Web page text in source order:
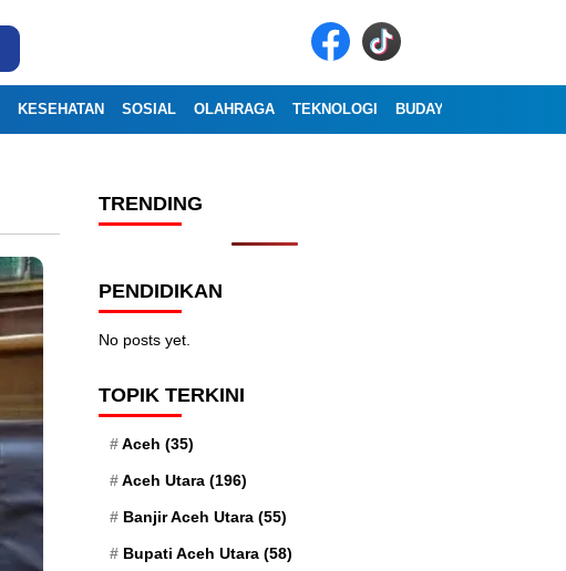
KESEHATAN SOSIAL OLAHRAGA TEKNOLOGI BUDAYA
TRENDING
PENDIDIKAN
No posts yet.
TOPIK TERKINI
Aceh (35)
Aceh Utara (196)
Banjir Aceh Utara (55)
Bupati Aceh Utara (58)